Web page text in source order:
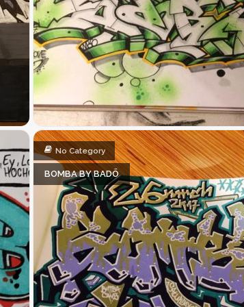
BOMBA BY BADÖ
No Category